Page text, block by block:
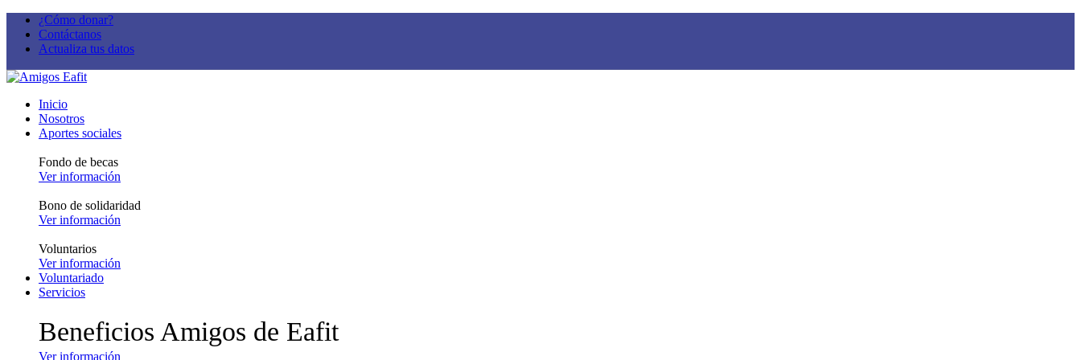
¿Cómo donar?
Contáctanos
Actualiza tus datos
Inicio
Nosotros
Aportes sociales
Fondo de becas
Ver información
Bono de solidaridad
Ver información
Voluntarios
Ver información
Voluntariado
Servicios
Beneficios Amigos de Eafit
Ver información